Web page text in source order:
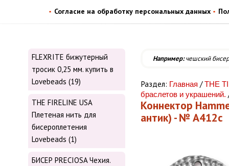
Согласие на обработку персональных данных
FLEXRITE бижутерный
тросик 0,25 мм. купить в
Lovebeads (19)
THE FIRELINE USA
Плетеная нить для
бисероплетения
Lovebeads (1)
БИСЕР PRECIOSA Чехия.
Например:чешский бисер
Раздел: Главная /THE
браслетов и украшений.
Коннектор
антик) - № А412с